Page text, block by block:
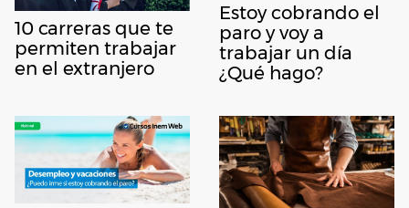
10 carreras que te
permiten trabajar
en el extranjero
Estoy cobrando el
paro y voy a
trabajar un día
¿Qué hago?